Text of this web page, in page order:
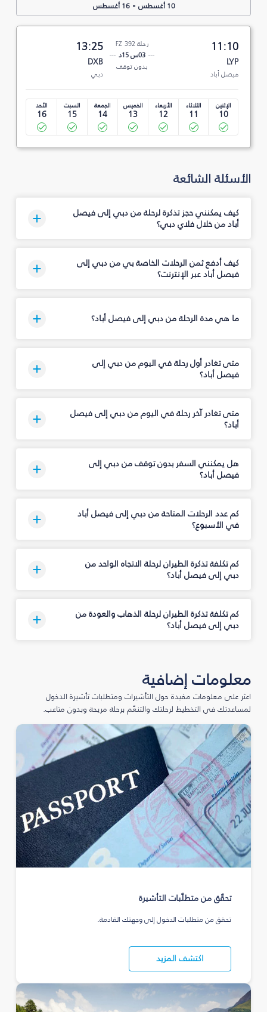
10 أغسطس -16 أغسطس
11:10
LYP
فيصل أباد
رحلة FZ 392
03س 15د
بدون توقف
13:25
DXB
دبي
الإثنين
10
الثلاثاء
11
الأربعاء
12
الخميس
13
الجمعة
14
السبت
15
الأحد
16
الأسئلة الشائعة
كيف يمكنني حجز تذكرة لرحلة من دبي إلى فيصل
أباد من خلال فلاي دبي؟
كيف أدفع ثمن الرحلات الخاصة بي من دبي إلى
فيصل أباد عبر الإنترنت؟
ما هي مدة الرحلة من دبي إلى فيصل أباد؟
متى تغادر أول رحلة في اليوم من دبي إلى
فيصل أباد؟
متى تغادر آخر رحلة في اليوم من دبي إلى فيصل
أباد؟
هل يمكنني السفر بدون توقف من دبي إلى
فيصل أباد؟
كم عدد الرحلات المتاحة من دبي إلى فيصل أباد
في الأسبوع؟
كم تكلفة تذكرة الطيران لرحلة الاتجاه الواحد من
دبي إلى فيصل أباد؟
كم تكلفة تذكرة الطيران لرحلة الذهاب والعودة من
دبي إلى فيصل أباد؟
معلومات إضافية
اعثر على معلومات مفيدة حول التأشيرات ومتطلبات تأشيرة الدخول
لمساعدتك في التخطيط لرحلتك والتنعّم برحلة مريحة وبدون متاعب.
تحقّق من متطلّبات التأشيرة
تحقق من متطلبات الدخول إلى وجهتك القادمة.
اكتشف المزيد